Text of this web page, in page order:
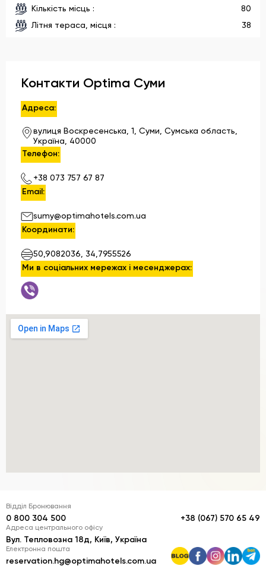
Кількість місць :
80
Літня тераса, місця :
38
Контакти Optima Суми
Адреса:
вулиця Воскресенська, 1, Суми, Сумська область,
Україна, 40000
Телефон:
+38 073 757 67 87
Email:
sumy@optimahotels.com.ua
Координати:
50,9082036, 34,7955526
Ми в соціальних мережах і месенджерах:
Відділ Бронювання
0 800 304 500 +38 (067) 570 65 49
Адреса центрального офісу
Вул. Тепловозна 18д, Київ, Україна
Електронна пошта
reservation.hg@optimahotels.com.ua